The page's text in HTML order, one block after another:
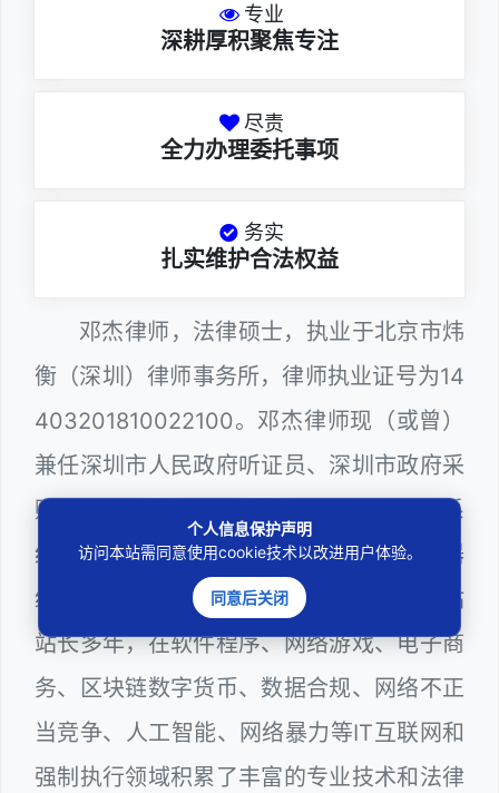
专业
深耕厚积聚焦专注
尽责
全力办理委托事项
务实
扎实维护合法权益
邓杰律师，法律硕士，执业于北京市炜
衡（深圳）律师事务所，律师执业证号为14
403201810022100。邓杰律师现（或曾）
兼任深圳市人民政府听证员、深圳市政府采
购评审专家（法律类），深圳市某区政府系
统公职律师、WEB前端开发和 WEB服务器
维护工程师、计算机信息网络安全员和网站
站长多年，在软件程序、网络游戏、电子商
务、区块链数字货币、数据合规、网络不正
当竞争、人工智能、网络暴力等IT互联网和
强制执行领域积累了丰富的专业技术和法律
个人信息保护声明
访问本站需同意使用cookie技术以改进用户体验。
同意后关闭